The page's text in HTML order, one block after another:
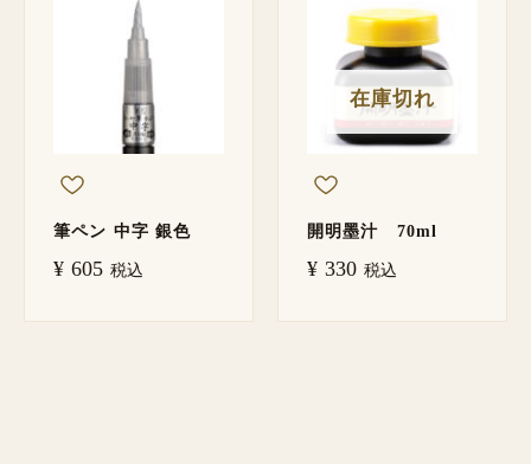
筆ペン 中字 銀色
¥ 605 税込
在庫切れ
開明墨汁 70ml
¥ 330 税込